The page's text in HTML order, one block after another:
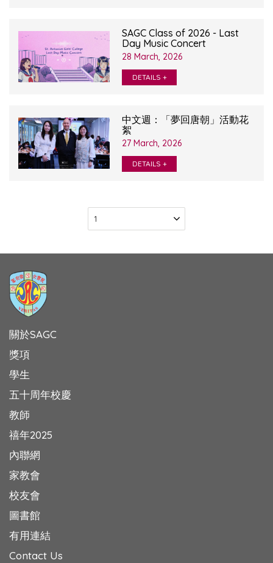
SAGC Class of 2026 - Last
Day Music Concert
28 March, 2026
DETAILS +
中文週：「夢回唐朝」活動花
絮
27 March, 2026
DETAILS +
關於SAGC
獎項
學生
五十周年校慶
教師
禧年2025
內聯網
家教會
校友會
圖書館
有用連結
Contact Us